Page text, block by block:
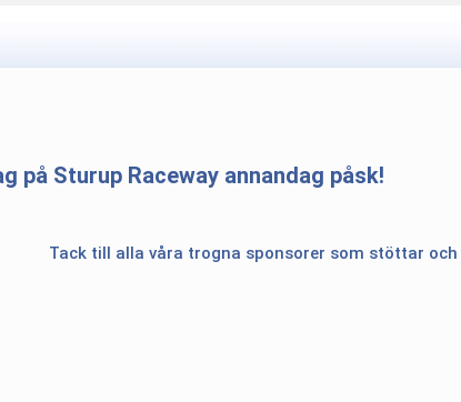
på Sturup Raceway annandag påsk!
Tack till alla våra trogna sponsorer som stöttar och